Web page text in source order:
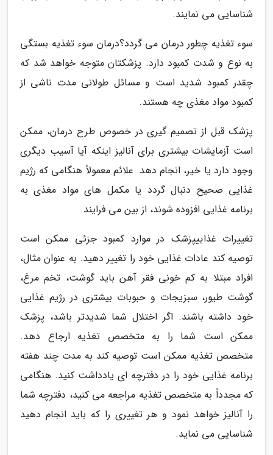
شناسایی می نمایند.
سوء تغذیه چطور درمان می گردد؟درمان سوء تغذیه بستگی
به نوع و شدت کمبود دارد. پزشکتان متوجه خواهد شد که
چقدر کمبود شدید است و مسائل طولانی مدت ناشی از
کمبود مواد مغذی چه هستند.
پزشک قبل از تصمیم گیری در خصوص طرح درمان، ممکن
است آزمایشات بیشتری برای آنالیز اینکه آیا آسیب دیگری
وجود دارد یا خیر، انجام دهد. علائم معمولاً هنگامی که رژیم
غذایی صحیح دنبال گردد یا مکمل های مواد مغذی به
برنامه غذایی افزوده شوند، از بین می فرایند.
تغییرات غذاییپزشک در موارد کمبود جزئی ممکن است
توصیه کند عادات غذایی خود را تغییر دهید. به عنوان مثال،
افراد مبتلا به کم خونی فقر آهن باید گوشت، تخم مرغ،
گوشت طیور، سبزیجات و حبوبات بیشتری در رژیم غذایی
خود داشته باشند. اگر اختلال شما شدیدتر باشد، پزشک
ممکن است شما را به متخصص تغذیه ارجاع دهد.
متخصص تغذیه ممکن است توصیه کند به مدت چند هفته
برنامه غذایی خود را در دفترچه ای یادداشت کنید. هنگامی
که مجدداً به متخصص تغذیه مراجعه می کنید، دفترچه شما
را آنالیز خواهد نمود و هر تغییری را که باید انجام دهید
شناسایی می نماید.